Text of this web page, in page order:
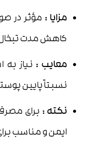
مزایا : مؤثر در
کاهش مدت
معایب :
نسبتاً پایین
نکته : برای
ایمن و مناسب